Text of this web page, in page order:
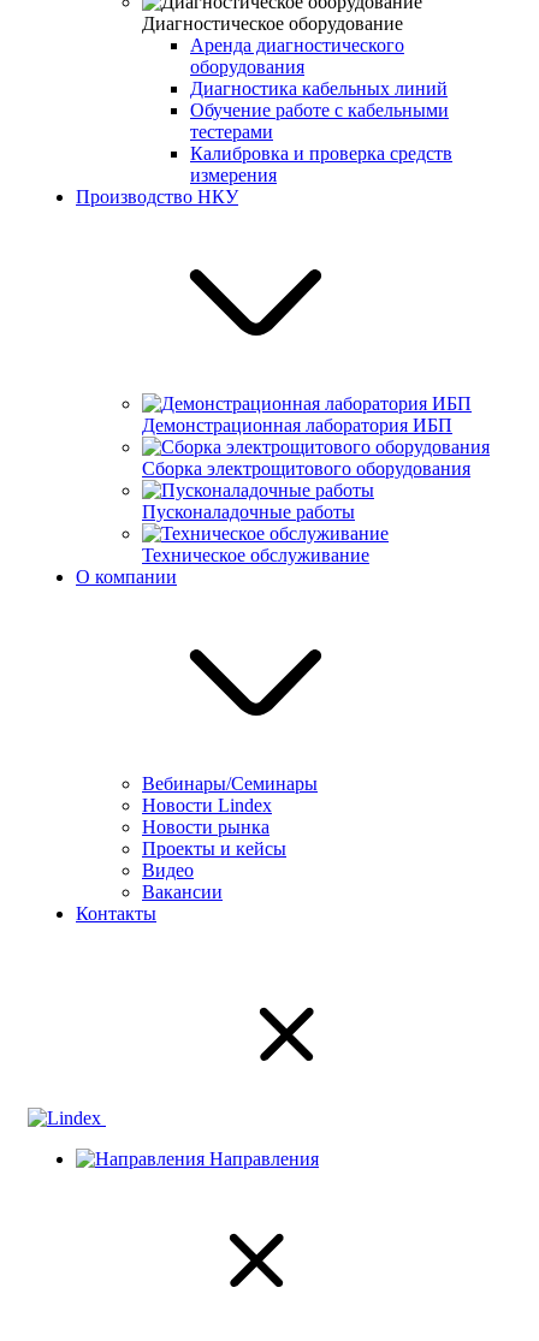
Диагностическое оборудование
Аренда диагностического
оборудования
Диагностика кабельных линий
Обучение работе с кабельными
тестерами
Калибровка и проверка средств
измерения
Производство НКУ
Демонстрационная лаборатория ИБП
Сборка электрощитового оборудования
Пусконаладочные работы
Техническое обслуживание
О компании
Вебинары/Семинары
Новости Lindex
Новости рынка
Проекты и кейсы
Видео
Вакансии
Контакты
Направления